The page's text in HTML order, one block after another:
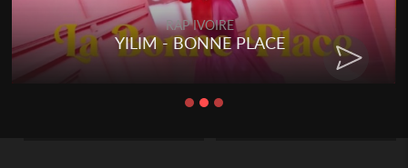
RAP IVOIRE
YILIM - BONNE PLACE